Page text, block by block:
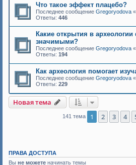
Что такое эффект плацебо?
Последнее сообщение Gregoryodova «
Ответы: 446
Какие открытия в
значимыми?
Последнее сообщение Gregoryodova «
Ответы: 194
Как археология помогает
Последнее сообщение Gregoryodova «
Ответы: 229
Новая тема
141 тема 1 2 3 4
ПРАВА ДОСТУПА
Вы не можете начинать темы